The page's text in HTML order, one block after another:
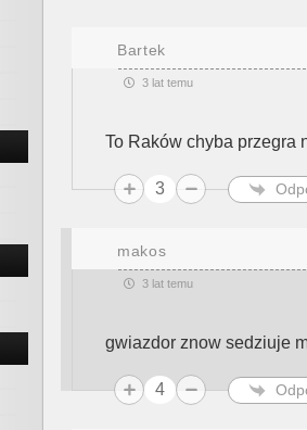
Bartek
3 lat temu
To Raków chyba przegra
3
makos
3 lat temu
gwiazdor znow sedziuje
4